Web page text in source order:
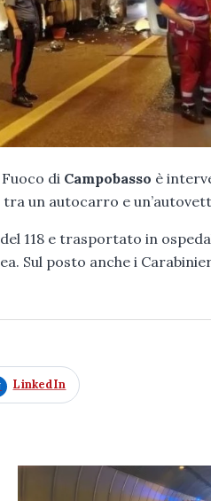
di Campobasso è
tra un autocarro e
118 e trasportato in
Sul posto anche i
LinkedIn